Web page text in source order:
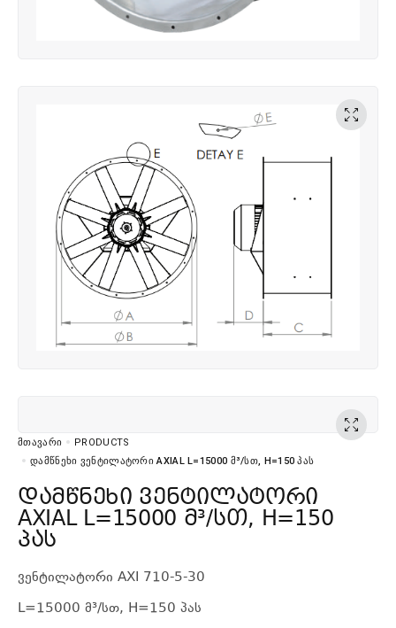
ᲛᲗᲐᲕᲐᲠᲘ
PRODUCTS
ᲓᲐᲛᲬᲜᲔᲮᲘ ᲕᲔᲜᲢᲘᲚᲐᲢᲝᲠᲘ AXIAL L=15000 Მ³/ᲡᲗ, H=150 ᲞᲐᲡ
დამწნეხი ვენტილატორი
AXIAL L=15000 მ³/სთ, H=150
პას
ვენტილატორი AXI 710-5-30
L=15000 მ³/სთ, H=150 პას